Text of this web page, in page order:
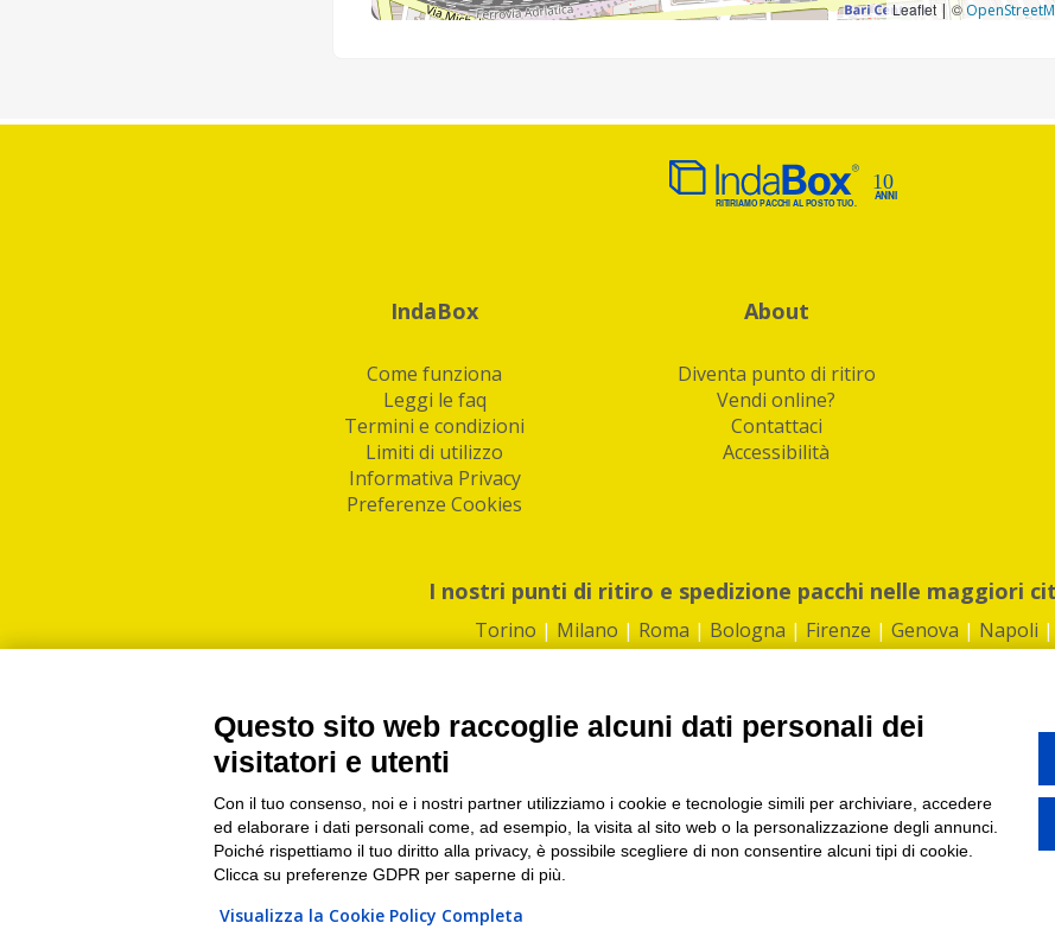
Leaflet |©
IndaBox
Come funziona
Leggi le faq
Termini e condizioni
Limiti di utilizzo
Informativa Privacy
Preferenze Cookies
About
Diventa punto di ritiro
Vendi online?
Contattaci
Accessibilità
I nostri punti di ritiro e spedizione pacchi nelle maggiori
Torino | Milano | Roma | Bologna | Firenze | Genova | Napoli |
PI/CF/N°Iscr.: 10821360012 | REA: RM 1494760 | Cap.Soc.: 50.000€ |Whistleblowing|Privacy|
IndaBox | Oltre 11.500 punti di ritiro tra Bar, Tabaccai, Edicole e Kipoint per ritirare i tuoi acquisti
Questo sito web raccoglie alcuni dati personali dei
visitatori e utenti
Con il tuo consenso, noi e i nostri partner utilizziamo i cookie e tecnologie simili per archiviare, accedere
ed elaborare i dati personali come, ad esempio, la visita al sito web o la personalizzazione degli annunci.
Poiché rispettiamo il tuo diritto alla privacy, è possibile scegliere di non consentire alcuni tipi di cookie.
Clicca su preferenze GDPR per saperne di più.
Visualizza la Cookie Policy Completa